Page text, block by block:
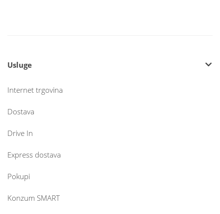
Usluge
Internet trgovina
Dostava
Drive In
Express dostava
Pokupi
Konzum SMART